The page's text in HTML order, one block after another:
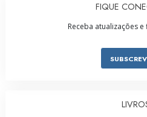
FIQUE
Receba atualizações